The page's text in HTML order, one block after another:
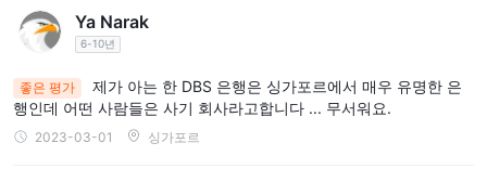
의 깊게 평가하는 것이 강력히 권장됩니다. 잠재적인 위험을 완화하
고 사기 행위에 피해를 입지 않기 위해서는 정보를 충분히 파악하고
요약
요약하면, 이 개요는 브로커의 규제 상태에 대한 정보를 제공하며,
Ya Narak
6-10년
좋은 평가
제가 아는 한 DBS 은행은 싱가포르에서 매우 유명한 은
행인데 어떤 사람들은 사기 회사라고합니다 ... 무서워요.
2023-03-01 싱가포르